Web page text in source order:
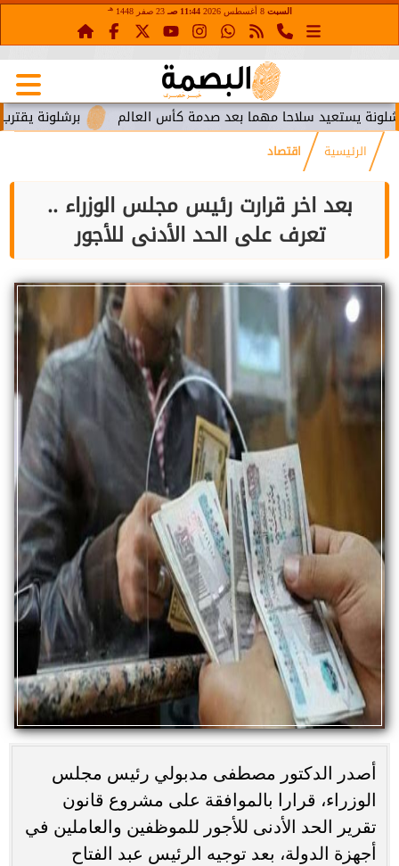
السبت 8 أغسطس 2026 11:44 صـ 23 صفر 1448 هـ
برشلونة يقترب من سلاحا مهما بعد صدمة كأس العالم
الرئيسية اقتصاد
بعد اخر قرارت رئيس مجلس الوزراء ..
تعرف على الحد الأدنى للأجور
أصدر الدكتور مصطفى مدبولي رئيس مجلس
الوزراء، قرارا بالموافقة على مشروع قانون
تقرير الحد الأدنى للأجور للموظفين والعاملين في
أجهزة الدولة، بعد توجيه الرئيس عبد الفتاح